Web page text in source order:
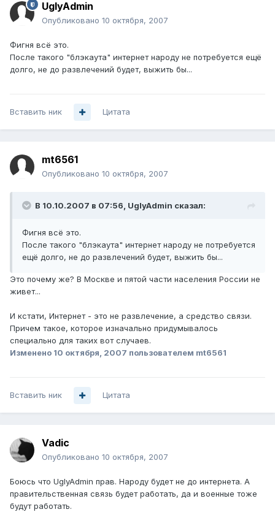
UglyAdmin
Опубликовано 10 октября, 2007
Фигня всё это.
После такого "блэкаута" интернет народу не потребуется ещё
долго, не до развлечений будет, выжить бы...
Вставить ник Цитата
mt6561
Опубликовано 10 октября, 2007
В 10.10.2007 в 07:56, UglyAdmin сказал:
Фигня всё это.
После такого "блэкаута" интернет народу не потребуется
ещё долго, не до развлечений будет, выжить бы...
Это почему же? В Москве и пятой части населения России не
живет...
И кстати, Интернет - это не развлечение, а средство связи.
Причем такое, которое изначально придумывалось
специально для таких вот случаев.
Изменено 10 октября, 2007 пользователем mt6561
Вставить ник Цитата
Vadic
Опубликовано 10 октября, 2007
Боюсь что UglyAdmin прав. Народу будет не до интернета. А
правительственная связь будет работать, да и военные тоже
будут работать.